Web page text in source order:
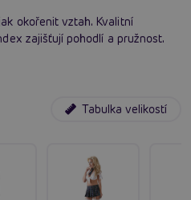
okořenit vztah. Kvalitní
zajišťují pohodlí a pružnost.
Tabulka velikostí